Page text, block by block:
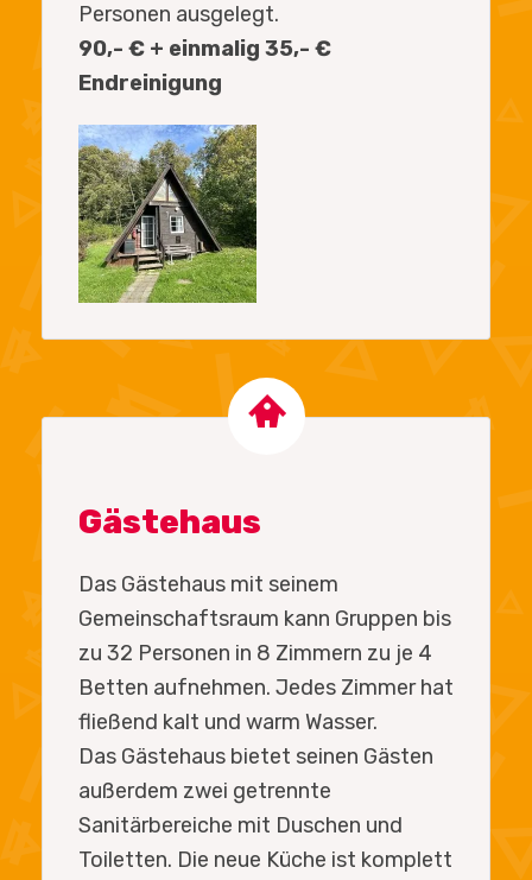
Personen ausgelegt.
90,- € + einmalig 35,- €
Endreinigung
Gästehaus
Das Gästehaus mit seinem
Gemeinschaftsraum kann Gruppen bis
zu 32 Personen in 8 Zimmern zu je 4
Betten aufnehmen. Jedes Zimmer hat
fließend kalt und warm Wasser.
Das Gästehaus bietet seinen Gästen
außerdem zwei getrennte
Sanitärbereiche mit Duschen und
Toiletten. Die neue Küche ist komplett